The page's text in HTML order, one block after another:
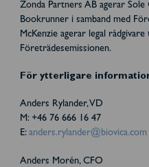
Zonda Partners AB agerar
Bookrunner i samband med
McKenzie agerar legal
Företrädesemissionen.
För ytterligare
Anders Rylander, VD
M: +46 76 666 16 47
E: anders.rylander@biovica.com
Anders Morén, CFO